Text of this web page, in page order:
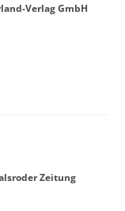
Verlag GmbH
Zeitung